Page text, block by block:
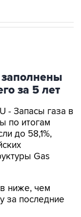
за 5 лет
- Запасы газа в
по итогам
до 58,1%,
Gas
ниже, чем
за последние